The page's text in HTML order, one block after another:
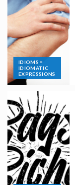
IDIOMS =
IDIOMATIC
EXPRESSIONS